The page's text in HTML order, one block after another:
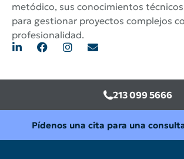
metódico, sus conocimientos
para gestionar proyectos complejos
profesionalidad.
213 099 5666
Pídenos una cita para una